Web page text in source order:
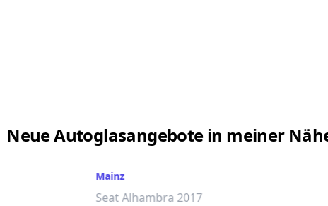
Neue Autoglasangebote in meiner
Mainz
Seat Alhambra 2017